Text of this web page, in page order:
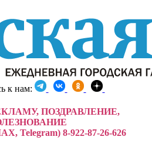
к нам:
ПОЗДРАВЛЕНИЕ,
Telegram) 8-922-87-26-626